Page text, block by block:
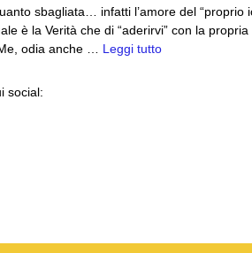
sbagliata… infatti l’amore del
è la Verità che di “aderirvi” con la
odia anche … Leggi tutto
social: